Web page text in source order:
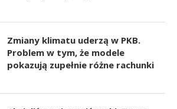
Zmiany klimatu uderzą w PKB.
Problem w tym, że modele
pokazują zupełnie różne rachunki